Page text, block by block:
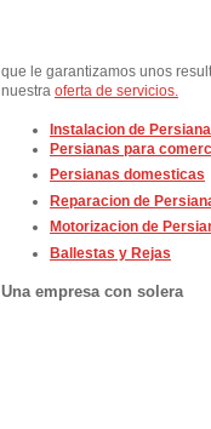
que le garantizamos unos
nuestra oferta de servicios.
Instalacion de Persiana
Persianas para
Persianas domesticas
Reparacion de
Motorizacion de
Ballestas y Rejas
Una empresa con solera